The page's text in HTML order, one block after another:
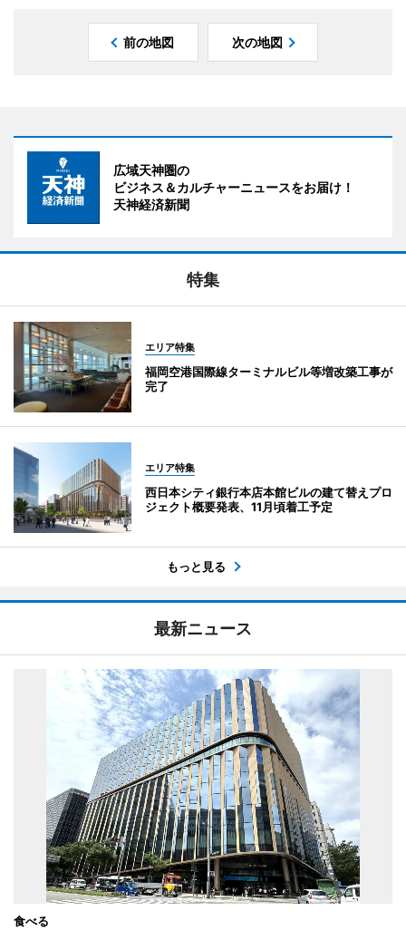
前の地図 次の地図
広域天神圏の
ビジネス＆カルチャーニュースをお届け！
天神経済新聞
特集
エリア特集
福岡空港国際線ターミナルビル等増改築工事が
完了
エリア特集
西日本シティ銀行本店本館ビルの建て替えプロ
ジェクト概要発表、11月頃着工予定
もっと見る
最新ニュース
食べる